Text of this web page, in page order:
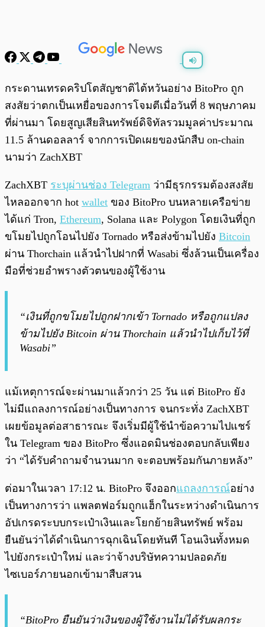
กระดานเทรดคริปโตสัญชาติไต้หวันอย่าง BitoPro ถูก
สงสัยว่าตกเป็นเหยื่อของการโจมตีเมื่อวันที่ 8 พฤษภาคม
ที่ผ่านมา โดยสูญเสียสินทรัพย์ดิจิทัลรวมมูลค่าประมาณ
11.5 ล้านดอลลาร์ จากการเปิดเผยของนักสืบ on-chain
นามว่า ZachXBT
ZachXBT ระบุผ่านช่อง Telegram ว่ามีธุรกรรมต้องสงสัย
ไหลออกจาก hot wallet ของ BitoPro บนหลายเครือข่าย
ได้แก่ Tron, Ethereum, Solana และ Polygon โดยเงินที่ถูก
ขโมยไปถูกโอนไปยัง Tornado หรือส่งข้ามไปยัง Bitcoin
ผ่าน Thorchain แล้วนำไปฝากที่ Wasabi ซึ่งล้วนเป็นเครื่อง
มือที่ช่วยอำพรางตัวตนของผู้ใช้งาน
“เงินที่ถูกขโมยไปถูกฝากเข้า Tornado หรือถูกแปลง
ข้ามไปยัง Bitcoin ผ่าน Thorchain แล้วนำไปเก็บไว้ที่
Wasabi”
แม้เหตุการณ์จะผ่านมาแล้วกว่า 25 วัน แต่ BitoPro ยัง
ไม่มีแถลงการณ์อย่างเป็นทางการ จนกระทั่ง ZachXBT
เผยข้อมูลต่อสาธารณะ จึงเริ่มมีผู้ใช้นำข้อความไปแชร์
ใน Telegram ของ BitoPro ซึ่งแอดมินช่องตอบกลับเพียง
ว่า “ได้รับคำถามจำนวนมาก จะตอบพร้อมกันภายหลัง”
ต่อมาในเวลา 17:12 น. BitoPro จึงออกแถลงการณ์อย่าง
เป็นทางการว่า แพลตฟอร์มถูกแฮ็กในระหว่างดำเนินการ
อัปเกรดระบบกระเป๋าเงินและโยกย้ายสินทรัพย์ พร้อม
ยืนยันว่าได้ดำเนินการฉุกเฉินโดยทันที โอนเงินทั้งหมด
ไปยังกระเป๋าใหม่ และว่าจ้างบริษัทความปลอดภัย
ไซเบอร์ภายนอกเข้ามาสืบสวน
“BitoPro ยืนยันว่าเงินของผู้ใช้งานไม่ได้รับผลกระ